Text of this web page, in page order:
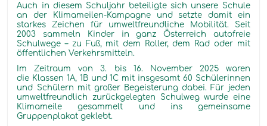
Auch in diesem Schuljahr beteiligte sich unsere Schule
an der Klimameilen-Kampagne und setzte damit ein
starkes Zeichen für umweltfreundliche Mobilität. Seit
2003 sammeln Kinder in ganz Österreich autofreie
Schulwege – zu Fuß, mit dem Roller, dem Rad oder mit
öffentlichen Verkehrsmitteln.
Im Zeitraum von 3. bis 16. November 2025 waren
die Klassen 1A, 1B und 1C mit insgesamt 60 Schülerinnen
und Schülern mit großer Begeisterung dabei. Für jeden
umweltfreundlich zurückgelegten Schulweg wurde eine
Klimameile gesammelt und ins gemeinsame
Gruppenplakat geklebt.